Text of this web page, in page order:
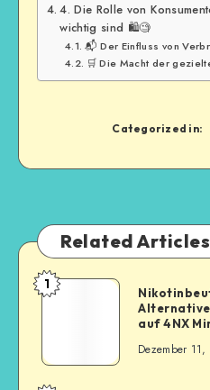
4. Die Rolle von
wichtig sind 🛍️🧐
📬 Der Einfluss von
🛒 Die Macht der
Categorized in:
Related Articles
1
Alternative
auf 4NX
Dezember